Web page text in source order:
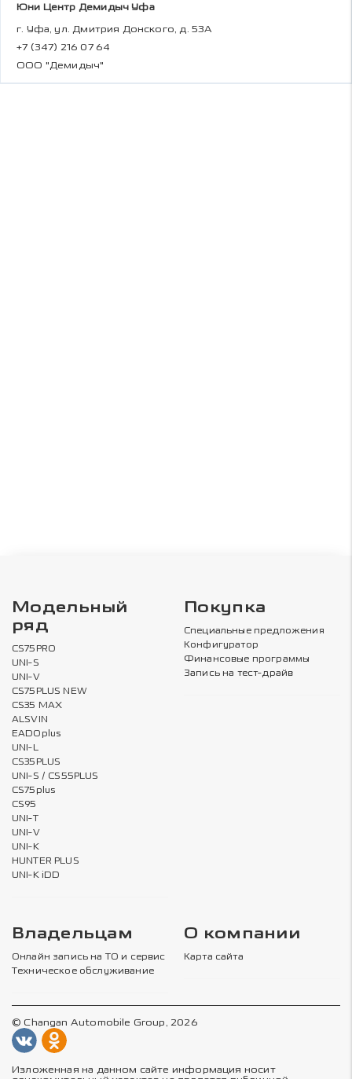
Юни Центр Демидыч Уфа
г. Уфа, ул. Дмитрия Донского, д. 53А
+7 (347) 216 07 64
ООО "Демидыч"
Модельный
ряд
CS75PRO
UNI-S
UNI-V
CS75PLUS NEW
CS35 MAX
ALSVIN
EADOplus
UNI-L
CS35PLUS
UNI-S / CS55PLUS
CS75plus
CS95
UNI-T
UNI-V
UNI-K
HUNTER PLUS
UNI-K iDD
Покупка
Специальные предложения
Конфигуратор
Финансовые программы
Запись на тест-драйв
Владельцам
Онлайн запись на ТО и сервис
Техническое обслуживание
О компании
Карта сайта
© Changan Automobile Group, 2026
Изложенная на данном сайте информация носит